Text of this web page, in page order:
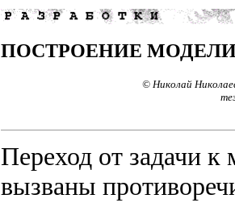
ПОСТРОЕНИЕ
© Николай
Переход от задачи
вызваны